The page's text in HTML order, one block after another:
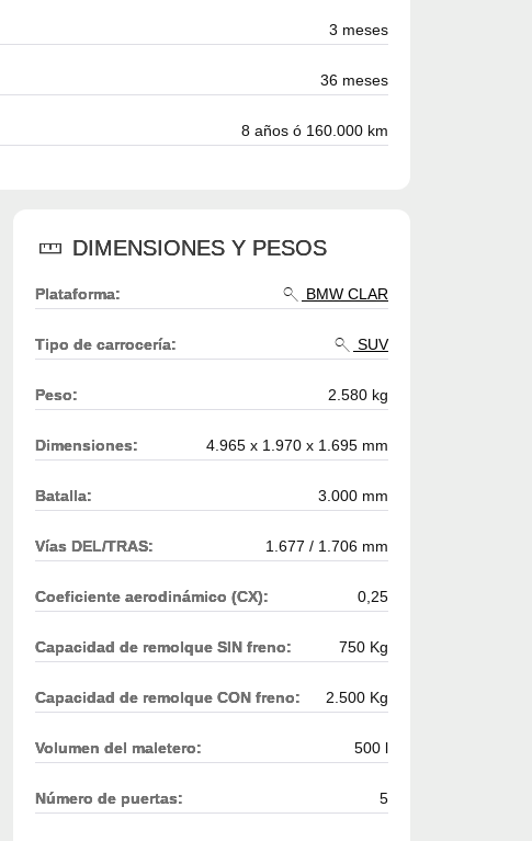
3 meses
36 meses
8 años ó 160.000 km
DIMENSIONES Y PESOS
Plataforma: BMW CLAR
Tipo de carrocería: SUV
Peso: 2.580 kg
Dimensiones: 4.965 x 1.970 x 1.695 mm
Batalla: 3.000 mm
Vías DEL/TRAS: 1.677 / 1.706 mm
Coeficiente aerodinámico (CX): 0,25
Capacidad de remolque SIN freno: 750 Kg
Capacidad de remolque CON freno: 2.500 Kg
Volumen del maletero: 500 l
Número de puertas: 5